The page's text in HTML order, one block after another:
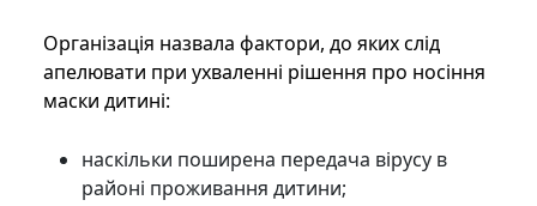
Організація назвала фактори, до яких слід
апелювати при ухваленні рішення про носіння
маски дитині:
наскільки поширена передача вірусу в
районі проживання дитини;